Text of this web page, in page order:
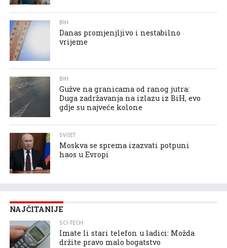
BIH
Danas promjenjljivo i nestabilno
vrijeme
BIH
Gužve na granicama od ranog jutra:
Duga zadržavanja na izlazu iz BiH, evo
gdje su najveće kolone
SVIJET
Moskva se sprema izazvati potpuni
haos u Evropi
NAJČITANIJE
SCI-TECH
Imate li stari telefon u ladici: Možda
držite pravo malo bogatstvo